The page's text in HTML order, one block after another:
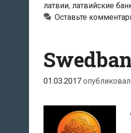
латвии, латвийские
Оставьте
01.03.2017 опубликовал